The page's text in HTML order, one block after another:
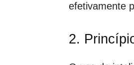
efetivamente
2.